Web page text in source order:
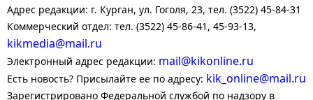
Адрес редакции: г. Курган, ул. Гоголя, 23, тел. (3522) 45-84-31
Коммерческий отдел: тел. (3522) 45-86-41, 45-93-13,
kikmedia@mail.ru
Электронный адрес редакции: mail@kikonline.ru
Есть новость? Присылайте ее по адресу: kik_online@mail.ru
Зарегистрировано Федеральной службой по надзору в